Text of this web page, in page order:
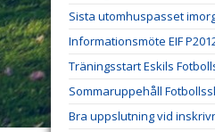
Sista utomhuspasset
Informationsmöte EIF
Träningsstart Eskils
Sommaruppehåll
Bra uppslutning vid